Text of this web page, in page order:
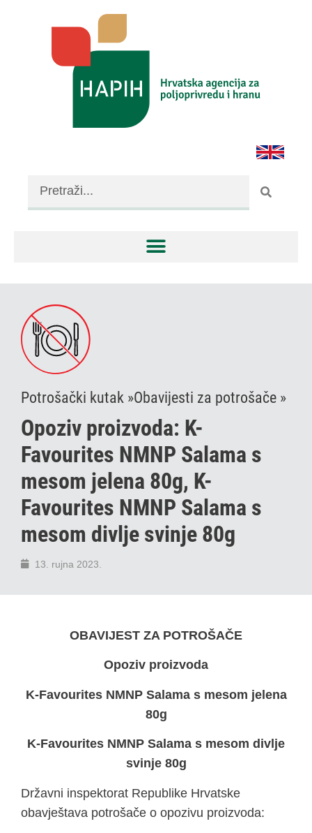
Potrošački kutak »Obavijesti za potrošače »
Opoziv proizvoda: K-
Favourites NMNP Salama s
mesom jelena 80g, K-
Favourites NMNP Salama s
mesom divlje svinje 80g
13. rujna 2023.
OBAVIJEST ZA POTROŠAČE
Opoziv proizvoda
K-Favourites NMNP Salama s mesom jelena
80g
K-Favourites NMNP Salama s mesom divlje
svinje 80g
Državni inspektorat Republike Hrvatske
obavještava potrošače o opozivu proizvoda: